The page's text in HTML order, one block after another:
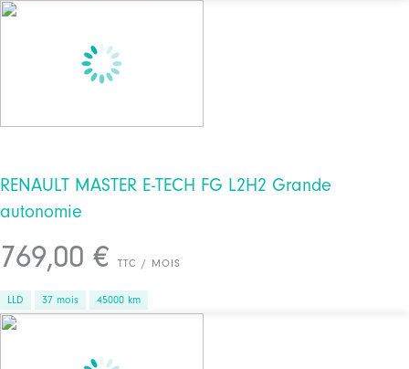
RENAULT MASTER E-TECH FG L2H2 Grande
autonomie
769,00 € TTC / MOIS
LLD 37 mois 45000 km